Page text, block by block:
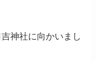
神社に向かいまし